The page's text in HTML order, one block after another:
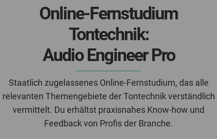
Online-Fernstudium
Tontechnik:
Audio Engineer Pro
Staatlich zugelassenes Online-Fernstudium, das alle
relevanten Themengebiete der Tontechnik verständlich
vermittelt. Du erhältst praxisnahes Know-how und
Feedback von Profis der Branche.